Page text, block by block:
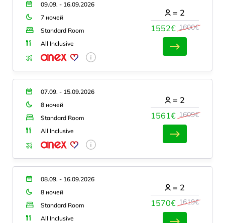
09.09. - 16.09.2026
7 ночей
Standard Room
All Inclusive
1552€ 1600€
= 2
07.09. - 15.09.2026
8 ночей
Standard Room
All Inclusive
1561€ 1609€
= 2
08.09. - 16.09.2026
8 ночей
Standard Room
All Inclusive
1570€ 1619€
= 2